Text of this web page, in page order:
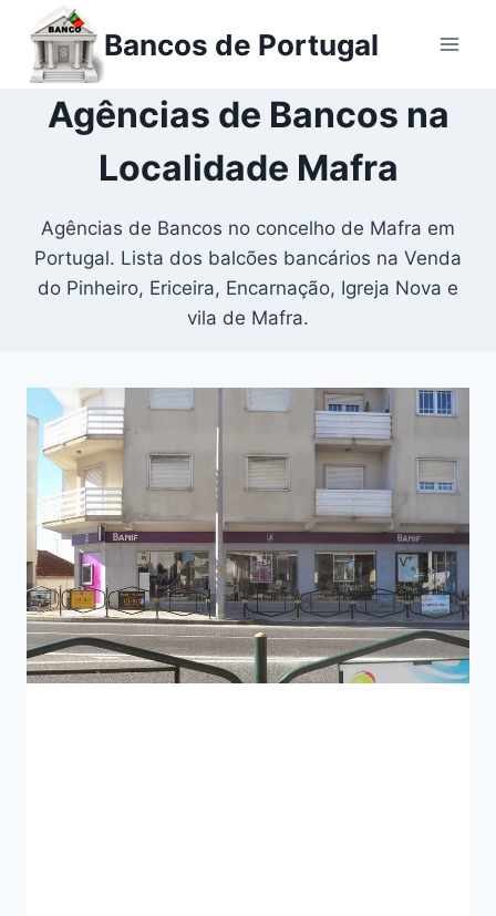
para
conteúdo
Bancos de Portugal
Agências de Bancos na
Localidade Mafra
Agências de Bancos no concelho de Mafra em
Portugal. Lista dos balcões bancários na Venda
do Pinheiro, Ericeira, Encarnação, Igreja Nova e
vila de Mafra.